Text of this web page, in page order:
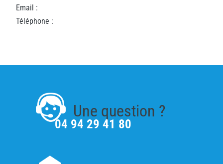
Email :
Téléphone :
Une question ?
04 94 29 41 80